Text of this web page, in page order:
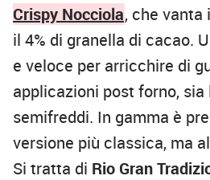
Crispy Nocciola, che vanta
il 4% di granella di cacao.
e veloce per arricchire di
applicazioni post forno,
semifreddi. In gamma è
versione più classica, ma
Si tratta di Rio Gran